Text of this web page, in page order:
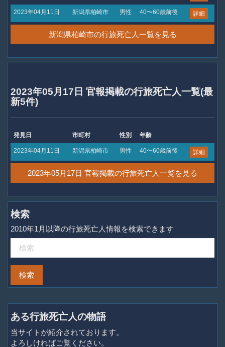
2023年04月11日 新潟県柏崎市 男性 40〜60歳前後 詳細
新潟県柏崎市の行旅死亡人一覧を見る
2023年05月17日 官報掲載の行旅死亡人一覧(最
新5件)
発見日 市町村 性別 年齢
2023年04月11日 新潟県柏崎市 男性 40〜60歳前後 詳細
2023年05月17日 官報掲載の行旅死亡人一覧を見る
検索
2010年1月以降の行旅死亡人情報を検索できます
ある行旅死亡人の物語
当サイトが紹介されております。
よろしければご覧ください。